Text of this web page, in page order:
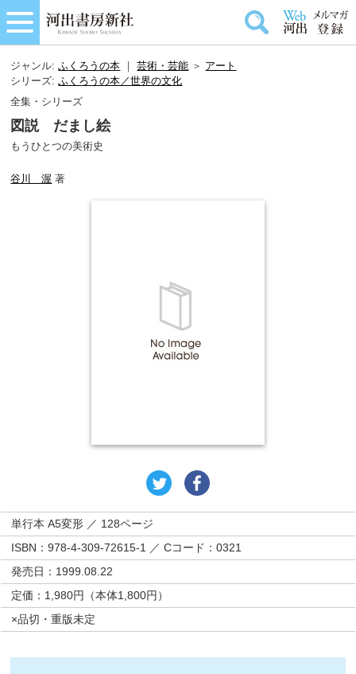
ジャンル:ふくろうの本 ｜芸術・芸能 ＞ アート
シリーズ:ふくろうの本／世界の文化
全集・シリーズ
図説 だまし絵
もうひとつの美術史
谷川 渥 著
単行本 A5変形 ／ 128ページ
ISBN：978-4-309-72615-1 ／ Cコード：0321
発売日：1999.08.22
定価：1,980円（本体1,800円）
×品切・重版未定